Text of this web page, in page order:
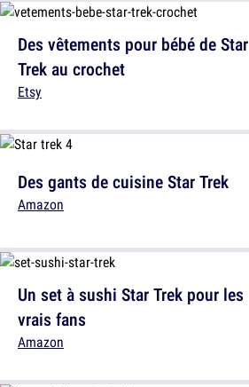
Des gants de cuisine Star Trek
Amazon
Des vêtements pour bébé de Star
Trek au crochet
Etsy
Un set à sushi Star Trek pour les
vrais fans
Amazon